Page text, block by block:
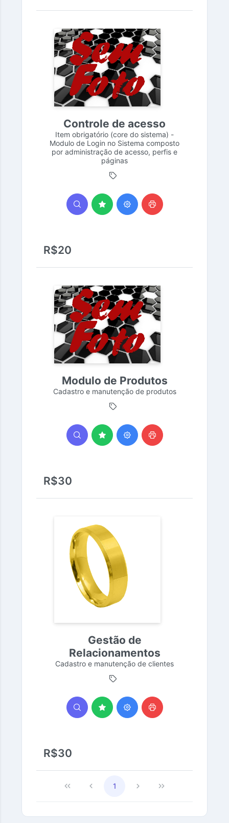
Controle de acesso
Item obrigatório (core do sistema) -
Modulo de Login no Sistema composto
por administração de acesso, perfis e
páginas
R$20
Modulo de Produtos
Cadastro e manutenção de produtos
R$30
Gestão de
Relacionamentos
Cadastro e manutenção de clientes
R$30
1